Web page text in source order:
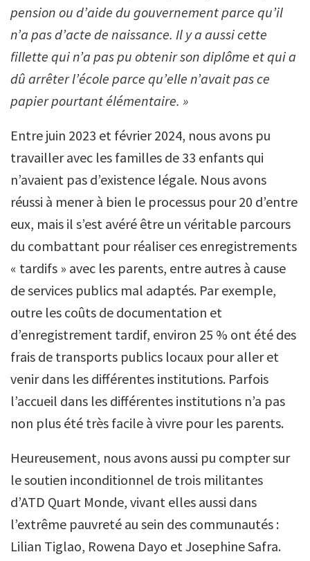
pension ou d’aide du gouvernement parce qu’il
n’a pas d’acte de naissance. Il y a aussi cette
fillette qui n’a pas pu obtenir son diplôme et qui a
dû arrêter l’école parce qu’elle n’avait pas ce
papier pourtant élémentaire. »
Entre juin 2023 et février 2024, nous avons pu
travailler avec les familles de 33 enfants qui
n’avaient pas d’existence légale. Nous avons
réussi à mener à bien le processus pour 20 d’entre
eux, mais il s’est avéré être un véritable parcours
du combattant pour réaliser ces enregistrements
« tardifs » avec les parents, entre autres à cause
de services publics mal adaptés. Par exemple,
outre les coûts de documentation et
d’enregistrement tardif, environ 25 % ont été des
frais de transports publics locaux pour aller et
venir dans les différentes institutions. Parfois
l’accueil dans les différentes institutions n’a pas
non plus été très facile à vivre pour les parents.
Heureusement, nous avons aussi pu compter sur
le soutien inconditionnel de trois militantes
d’ATD Quart Monde, vivant elles aussi dans
l’extrême pauvreté au sein des communautés :
Lilian Tiglao, Rowena Dayo et Josephine Safra.